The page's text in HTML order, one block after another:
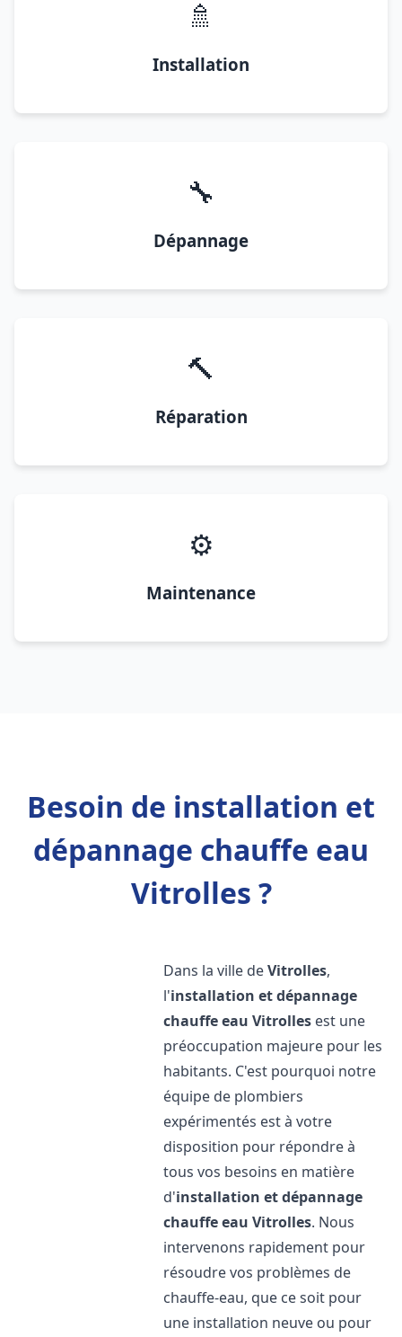
🚿
Installation
🔧
Dépannage
🔨
Réparation
⚙️
Maintenance
Besoin de installation et
dépannage chauffe eau
Vitrolles ?
Dans la ville deVitrolles,
l'installation et dépannage
chauffe eau Vitrolles est une
préoccupation majeure pour les
habitants. C'est pourquoi notre
équipe de plombiers
expérimentés est à votre
disposition pour répondre à
tous vos besoins en matière
d'installation et dépannage
chauffe eau Vitrolles. Nous
intervenons rapidement pour
résoudre vos problèmes de
chauffe-eau, que ce soit pour
une installation neuve ou pour